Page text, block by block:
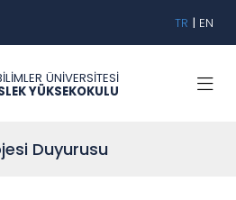
TR | EN
ÜNİVERSİTESİ
YÜKSEKOKULU
Duyurusu